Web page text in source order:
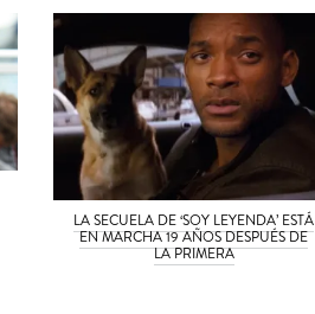
LA SECUELA DE ‘SOY LEYENDA’ ESTÁ
EN MARCHA 19 AÑOS DESPUÉS DE
LA PRIMERA